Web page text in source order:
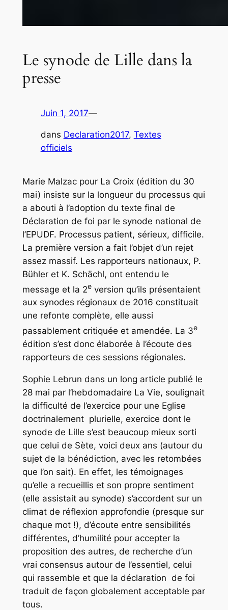
Le synode de Lille dans la
presse
Juin 1, 2017—
dans Declaration2017, Textes
officiels
Marie Malzac pour La Croix (édition du 30
mai) insiste sur la longueur du processus qui
a abouti à l’adoption du texte final de
Déclaration de foi par le synode national de
l’EPUDF. Processus patient, sérieux, difficile.
La première version a fait l’objet d’un rejet
assez massif. Les rapporteurs nationaux, P.
Bühler et K. Schächl, ont entendu le
message et la 2eversion qu’ils présentaient
aux synodes régionaux de 2016 constituait
une refonte complète, elle aussi
passablement critiquée et amendée. La 3e
édition s’est donc élaborée à l’écoute des
rapporteurs de ces sessions régionales.
Sophie Lebrun dans un long article publié le
28 mai par l’hebdomadaire La Vie, soulignait
la difficulté de l’exercice pour une Eglise
doctrinalement plurielle, exercice dont le
synode de Lille s’est beaucoup mieux sorti
que celui de Sète, voici deux ans (autour du
sujet de la bénédiction, avec les retombées
que l’on sait). En effet, les témoignages
qu’elle a recueillis et son propre sentiment
(elle assistait au synode) s’accordent sur un
climat de réflexion approfondie (presque sur
chaque mot !), d’écoute entre sensibilités
différentes, d’humilité pour accepter la
proposition des autres, de recherche d’un
vrai consensus autour de l’essentiel, celui
qui rassemble et que la déclaration de foi
traduit de façon globalement acceptable par
tous.